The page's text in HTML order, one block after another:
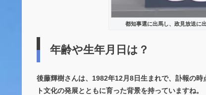
都知事選に出馬し、政見放送に
年齢や生年月日は？
後藤輝樹さんは、 1982年12月8日生まれで、訃報の時
ト文化の発展とともに育った背景を持っていますね。